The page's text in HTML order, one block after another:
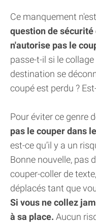
Ce manquement
question de sécurité
n'autorise pas le
passe-t-il si le
destination se
coupé est perdu ?
Pour éviter ce genre
pas le couper dans
est-ce qu’il y a un
Bonne nouvelle, pas
couper-coller de
déplacés tant que
Si vous ne collez
à sa place. Aucun